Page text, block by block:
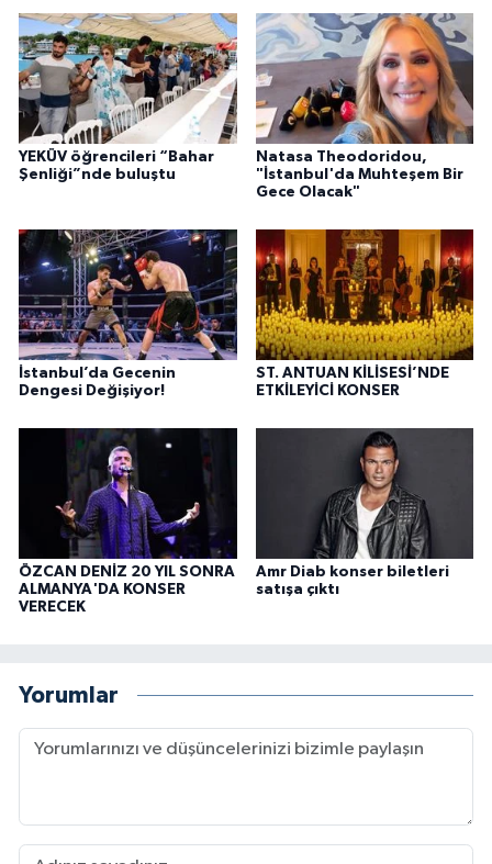
YEKÜV öğrencileri “Bahar
Şenliği”nde buluştu
Natasa Theodoridou,
"İstanbul'da Muhteşem Bir
Gece Olacak"
İstanbul’da Gecenin
Dengesi Değişiyor!
ST. ANTUAN KİLİSESİ’NDE
ETKİLEYİCİ KONSER
ÖZCAN DENİZ 20 YIL SONRA
ALMANYA'DA KONSER
VERECEK
Amr Diab konser biletleri
satışa çıktı
Yorumlar